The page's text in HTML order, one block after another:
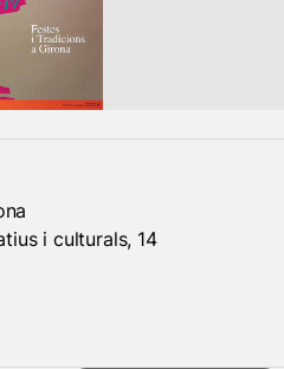
i culturals, 14